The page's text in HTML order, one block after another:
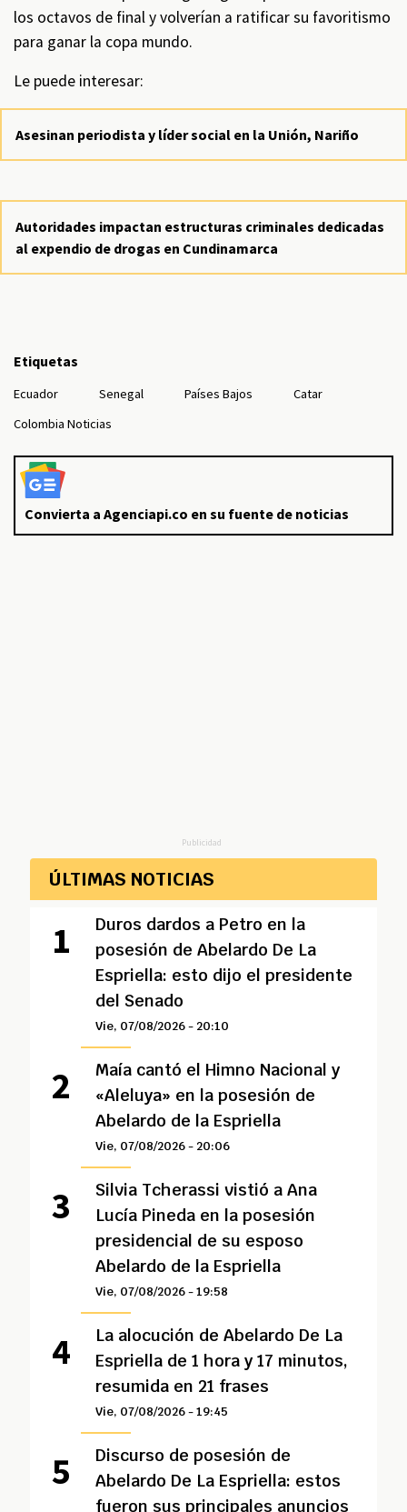
los octavos de final y volverían a ratificar su favoritismo
para ganar la copa mundo.
Le puede interesar:
Asesinan periodista y líder social en la Unión, Nariño
Autoridades impactan estructuras criminales dedicadas
al expendio de drogas en Cundinamarca
Etiquetas
Ecuador Senegal Países Bajos
Catar
Colombia Noticias
Convierta a Agenciapi.co en su fuente de noticias
Publicidad
ÚLTIMAS NOTICIAS
Duros dardos a Petro en la
posesión de Abelardo De La
Espriella: esto dijo el presidente
del Senado
Vie, 07/08/2026 - 20:10
Maía cantó el Himno Nacional y
«Aleluya» en la posesión de
Abelardo de la Espriella
Vie, 07/08/2026 - 20:06
Silvia Tcherassi vistió a Ana
Lucía Pineda en la posesión
presidencial de su esposo
Abelardo de la Espriella
Vie, 07/08/2026 - 19:58
La alocución de Abelardo De La
Espriella de 1 hora y 17 minutos,
resumida en 21 frases
Vie, 07/08/2026 - 19:45
Discurso de posesión de
Abelardo De La Espriella: estos
fueron sus principales anuncios